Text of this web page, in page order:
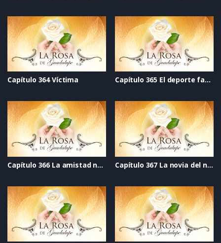
Capítulo 364 Víctima Capítulo 365 El deporte favorito
Capítulo 366 La amistad no tiene nombre Capítulo 367 La novia del narco